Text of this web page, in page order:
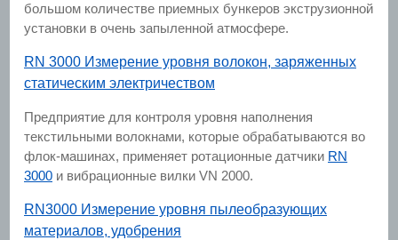
большом количестве приемных бункеров экструзионной
установки в очень запыленной атмосфере.
RN 3000 Измерение уровня волокон, заряженных
статическим электричеством
Предприятие для контроля уровня наполнения
текстильными волокнами, которые обрабатываются во
флок-машинах, применяет ротационные датчики RN
3000 и вибрационные вилки VN 2000.
RN3000 Измерение уровня пылеобразующих
материалов, удобрения